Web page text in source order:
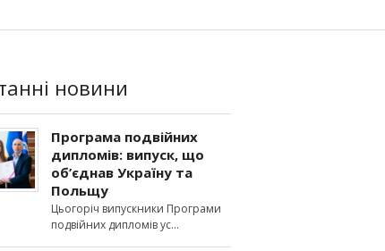
новини
Програма подвійних
дипломів: випуск, що
об’єднав Україну та
Польщу
Цьогоріч випускники Програми
подвійних дипломів ус